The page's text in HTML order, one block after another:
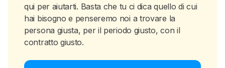
qui per aiutarti. Basta che tu ci dica quello di cui
hai bisogno e penseremo noi a trovare la
persona giusta, per il periodo giusto, con il
contratto giusto.